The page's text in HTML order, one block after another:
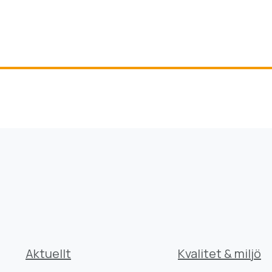
Aktuellt Kvalitet & miljö